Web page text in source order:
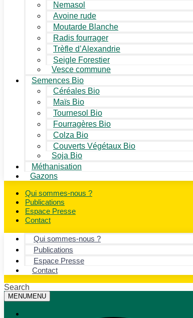
Nemasol
Avoine rude
Moutarde Blanche
Radis fourrager
Trèfle d’Alexandrie
Seigle Forestier
Vesce commune
Semences Bio
Céréales Bio
Maïs Bio
Tournesol Bio
Fourragères Bio
Colza Bio
Couverts Végétaux Bio
Soja Bio
Méthanisation
Gazons
Qui sommes-nous ?
Publications
Espace Presse
Contact
Qui sommes-nous ?
Publications
Espace Presse
Contact
Search
MENUMENU